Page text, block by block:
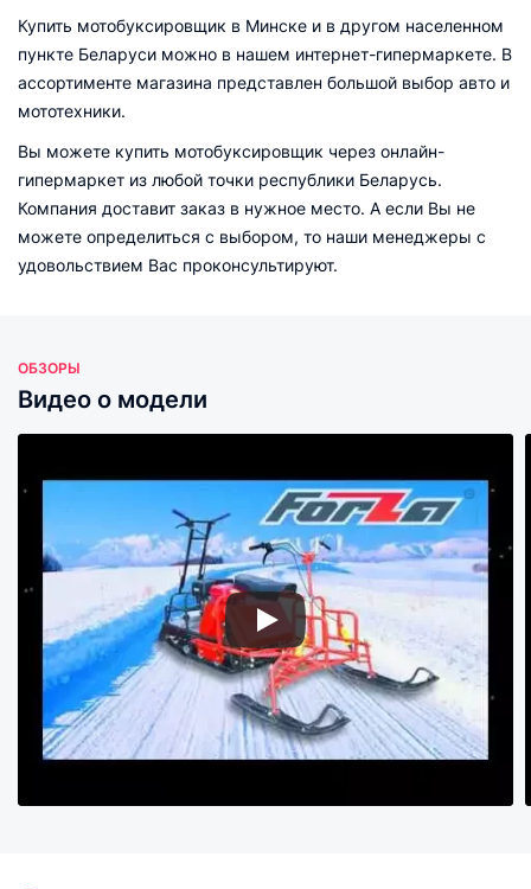
Купить мотобуксировщик в Минске и в другом населенном
пункте Беларуси можно в нашем интернет-гипермаркете. В
ассортименте магазина представлен большой выбор авто и
мототехники.
Вы можете купить мотобуксировщик через онлайн-
гипермаркет из любой точки республики Беларусь.
Компания доставит заказ в нужное место. А если Вы не
можете определиться с выбором, то наши менеджеры с
удовольствием Вас проконсультируют.
ОБЗОРЫ
Видео о модели